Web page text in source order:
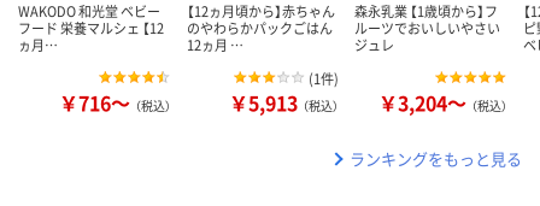
WAKODO 和光堂 ベビー
フード 栄養マルシェ 【12
ヵ月…
￥716～ （税込）
【12ヵ月頃から】赤ちゃん
のやわらかパックごはん
12ヵ月 …
(1件)
￥5,913 （税込）
森永乳業 【1歳頃から】フ
ルーツでおいしいやさい
ジュレ
￥3,204～ （税込）
ランキングをもっと見る